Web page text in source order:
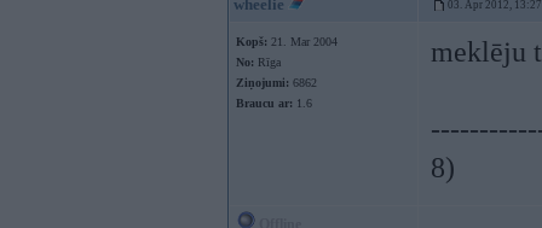
wheelie 03. Apr 2012, 13:27
Kopš: 21. Mar 2004
No: Rīga
Ziņojumi: 6862
Braucu ar: 1.6
meklēju
8)